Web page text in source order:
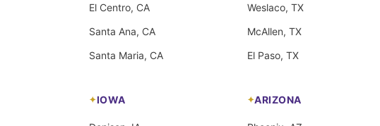
El Centro, CA
Santa Ana, CA
Santa Maria, CA
Weslaco, TX
McAllen, TX
El Paso, TX
IOWA ARIZONA